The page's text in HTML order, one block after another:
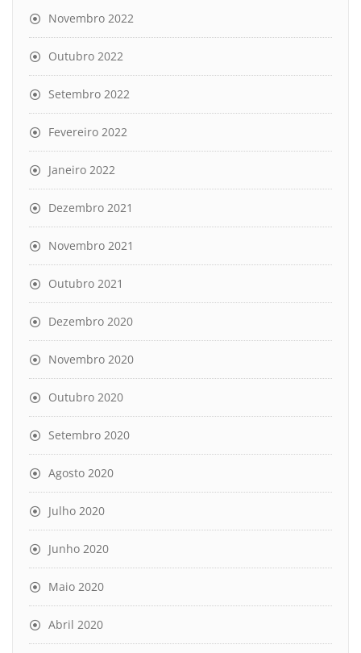
Novembro 2022
Outubro 2022
Setembro 2022
Fevereiro 2022
Janeiro 2022
Dezembro 2021
Novembro 2021
Outubro 2021
Dezembro 2020
Novembro 2020
Outubro 2020
Setembro 2020
Agosto 2020
Julho 2020
Junho 2020
Maio 2020
Abril 2020